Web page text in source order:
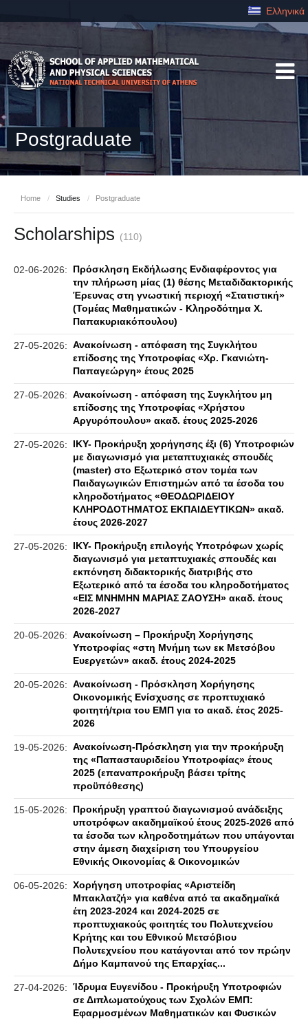
Ελληνικά
Postgraduate
Home / Studies / Postgraduate
Scholarships (110)
02-06-2026:
Πρόσκληση Εκδήλωσης Ενδιαφέροντος για
την πλήρωση μίας (1) θέσης Μεταδιδακτορικής
Έρευνας στη γνωστική περιοχή «Στατιστική»
(Τομέας Μαθηματικών - Κληροδότημα Χ.
Παπακυριακόπουλου)
27-05-2026: Ανακοίνωση - απόφαση της Συγκλήτου
επίδοσης της Υποτροφίας «Χρ. Γκανιώτη-
Παπαγεώργη» έτους 2025
27-05-2026: Ανακοίνωση - απόφαση της Συγκλήτου μη
επίδοσης της Υποτροφίας «Χρήστου
Αργυρόπουλου» ακαδ. έτους 2025-2026
27-05-2026:
IKY- Προκήρυξη χορήγησης έξι (6) Υποτροφιών
με διαγωνισμό για μεταπτυχιακές σπουδές
(master) στο Εξωτερικό στον τομέα των
Παιδαγωγικών Επιστημών από τα έσοδα του
κληροδοτήματος «ΘΕΟΔΩΡΙΔΕΙΟΥ
ΚΛΗΡΟΔΟΤΗΜΑΤΟΣ ΕΚΠΑΙΔΕΥΤΙΚΩΝ» ακαδ.
έτους 2026-2027
27-05-2026:
IKY- Προκήρυξη επιλογής Υποτρόφων χωρίς
διαγωνισμό για μεταπτυχιακές σπουδές και
εκπόνηση διδακτορικής διατριβής στο
Εξωτερικό από τα έσοδα του κληροδοτήματος
«ΕΙΣ ΜΝΗΜΗΝ ΜΑΡΙΑΣ ΖΑΟΥΣΗ» ακαδ. έτους
2026-2027
20-05-2026: Ανακοίνωση – Προκήρυξη Χορήγησης
Υποτροφίας «στη Μνήμη των εκ Μετσόβου
Ευεργετών» ακαδ. έτους 2024-2025
20-05-2026: Ανακοίνωση - Πρόσκληση Χορήγησης
Οικονομικής Ενίσχυσης σε προπτυχιακό
φοιτητή/τρια του ΕΜΠ για το ακαδ. έτος 2025-
2026
19-05-2026: Ανακοίνωση-Πρόσκληση για την προκήρυξη
της «Παπασταυριδείου Υποτροφίας» έτους
2025 (επαναπροκήρυξη βάσει τρίτης
προϋπόθεσης)
15-05-2026:
Προκήρυξη γραπτού διαγωνισμού ανάδειξης
υποτρόφων ακαδημαϊκού έτους 2025-2026 από
τα έσοδα των κληροδοτημάτων που υπάγονται
στην άμεση διαχείριση του Υπουργείου
Εθνικής Οικονομίας & Οικονομικών
06-05-2026: Χορήγηση υποτροφίας «Αριστείδη
Μπακλατζή» για καθένα από τα ακαδημαϊκά
έτη 2023-2024 και 2024-2025 σε
προπτυχιακούς φοιτητές του Πολυτεχνείου
Κρήτης και του Εθνικού Μετσόβιου
Πολυτεχνείου που κατάγονται από τον πρώην
Δήμο Καμπανού της Επαρχίας...
27-04-2026: Ίδρυμα Ευγενίδου - Προκήρυξη Υποτροφιών
σε Διπλωματούχους των Σχολών ΕΜΠ:
Εφαρμοσμένων Μαθηματικών και Φυσικών